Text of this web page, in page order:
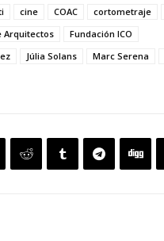
cine COAC cortometraje
Arquitectos
Fundación ICO
Júlia Solans Marc Serena